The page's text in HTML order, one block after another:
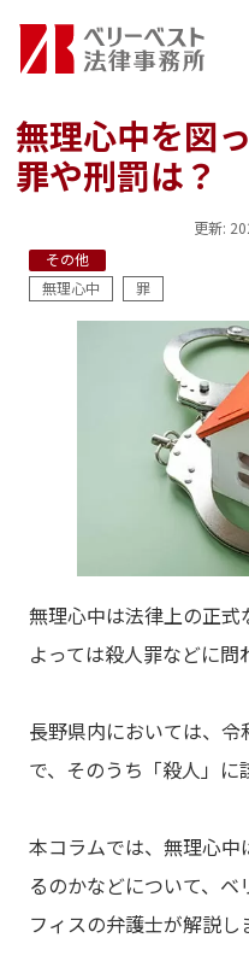
無理心中を図
罪や刑罰は？
更新:
その他
無理心中
罪
無理心中は法律上の正
よっては殺人罪などに問
長野県内においては、
で、そのうち「殺人」に
本コラムでは、無理心中
るのかなどについて、
フィスの弁護士が解説し